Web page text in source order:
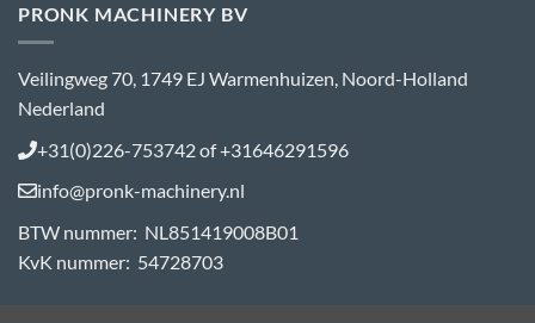
PRONK MACHINERY BV
Veilingweg 70, 1749 EJ Warmenhuizen, Noord-Holland
Nederland
+31(0)226-753742 of +31646291596
info@pronk-machinery.nl
BTW nummer: NL851419008B01
KvK nummer: 54728703